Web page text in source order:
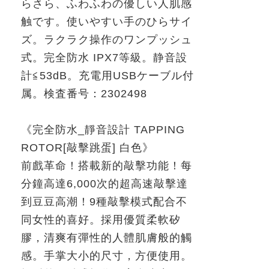
らさら、ふわふわの優しい人肌感
触です。使いやすい手のひらサイ
ズ。ラクラク操作のワンプッシュ
式。完全防水 IPX7等級。静音設
計≦ 53dB。充電用 USBケーブル付
属。 検査番号： 2302498
《完全防水 靜音設計 TAPPING
ROTOR[敲擊跳蛋] 白色》
前戲革命！搭載新的敲擊功能！每
分鐘高達 6,000次的超高速敲擊達
到豆豆高潮！ 9種敲擊模式配合不
同女性的喜好。採用優質柔軟矽
膠，清爽有彈性的人體肌膚般的觸
感。手掌大小的尺寸，方便使用。